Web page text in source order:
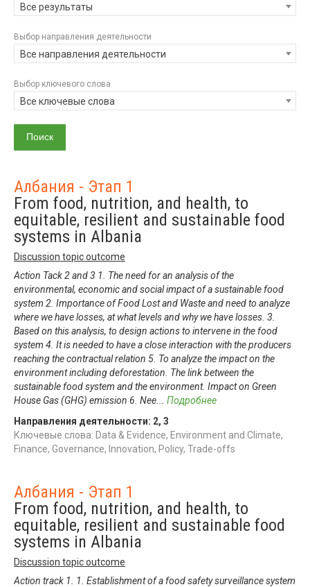
Все результаты
Выбор направления деятельности
Все направления деятельности
Выбор ключевого слова
Все ключевые слова
Албания - Этап 1
From food, nutrition, and health, to
equitable, resilient and sustainable food
systems in Albania
Discussion topic outcome
Action Tack 2 and 3 1. The need for an analysis of the
environmental, economic and social impact of a sustainable food
system 2. Importance of Food Lost and Waste and need to analyze
where we have losses, at what levels and why we have losses. 3.
Based on this analysis, to design actions to intervene in the food
system 4. It is needed to have a close interaction with the producers
reaching the contractual relation 5. To analyze the impact on the
environment including deforestation. The link between the
sustainable food system and the environment. Impact on Green
House Gas (GHG) emission 6. Nee
Подробнее
Направления деятельности: 2, 3
Ключевые слова: Data & Evidence, Environment and Climate,
Finance, Governance, Innovation, Policy, Trade-offs
Албания - Этап 1
From food, nutrition, and health, to
equitable, resilient and sustainable food
systems in Albania
Discussion topic outcome
Action track 1. 1. Establishment of a food safety surveillance system